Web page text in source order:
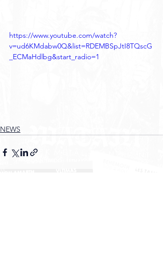
https://www.youtube.com/watch?
v=ud6KMdabw0Q&list=RDEMBSpJtI8TQscG
_ECMaHdlbg&start_radio=1
NEWS